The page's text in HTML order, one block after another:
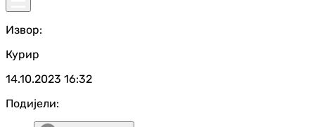
Извор:
Курир
14.10.2023 16:32
Подијели: